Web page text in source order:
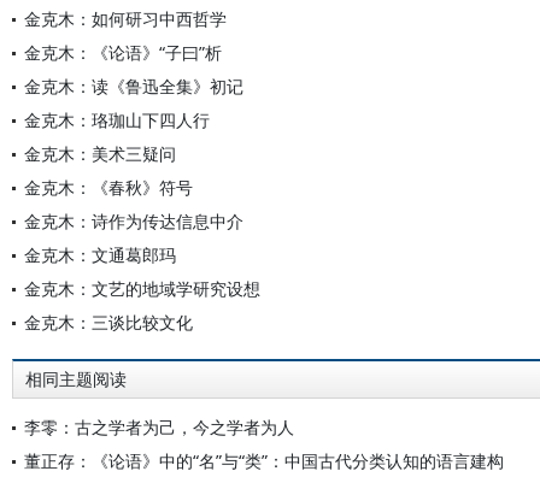
金克木：如何研习中西哲学
金克木：《论语》“子曰”析
金克木：读《鲁迅全集》初记
金克木：珞珈山下四人行
金克木：美术三疑问
金克木：《春秋》符号
金克木：诗作为传达信息中介
金克木：文通葛郎玛
金克木：文艺的地域学研究设想
金克木：三谈比较文化
相同主题阅读
李零：古之学者为己，今之学者为人
董正存：《论语》中的“名”与“类”：中国古代分类认知的语言建构